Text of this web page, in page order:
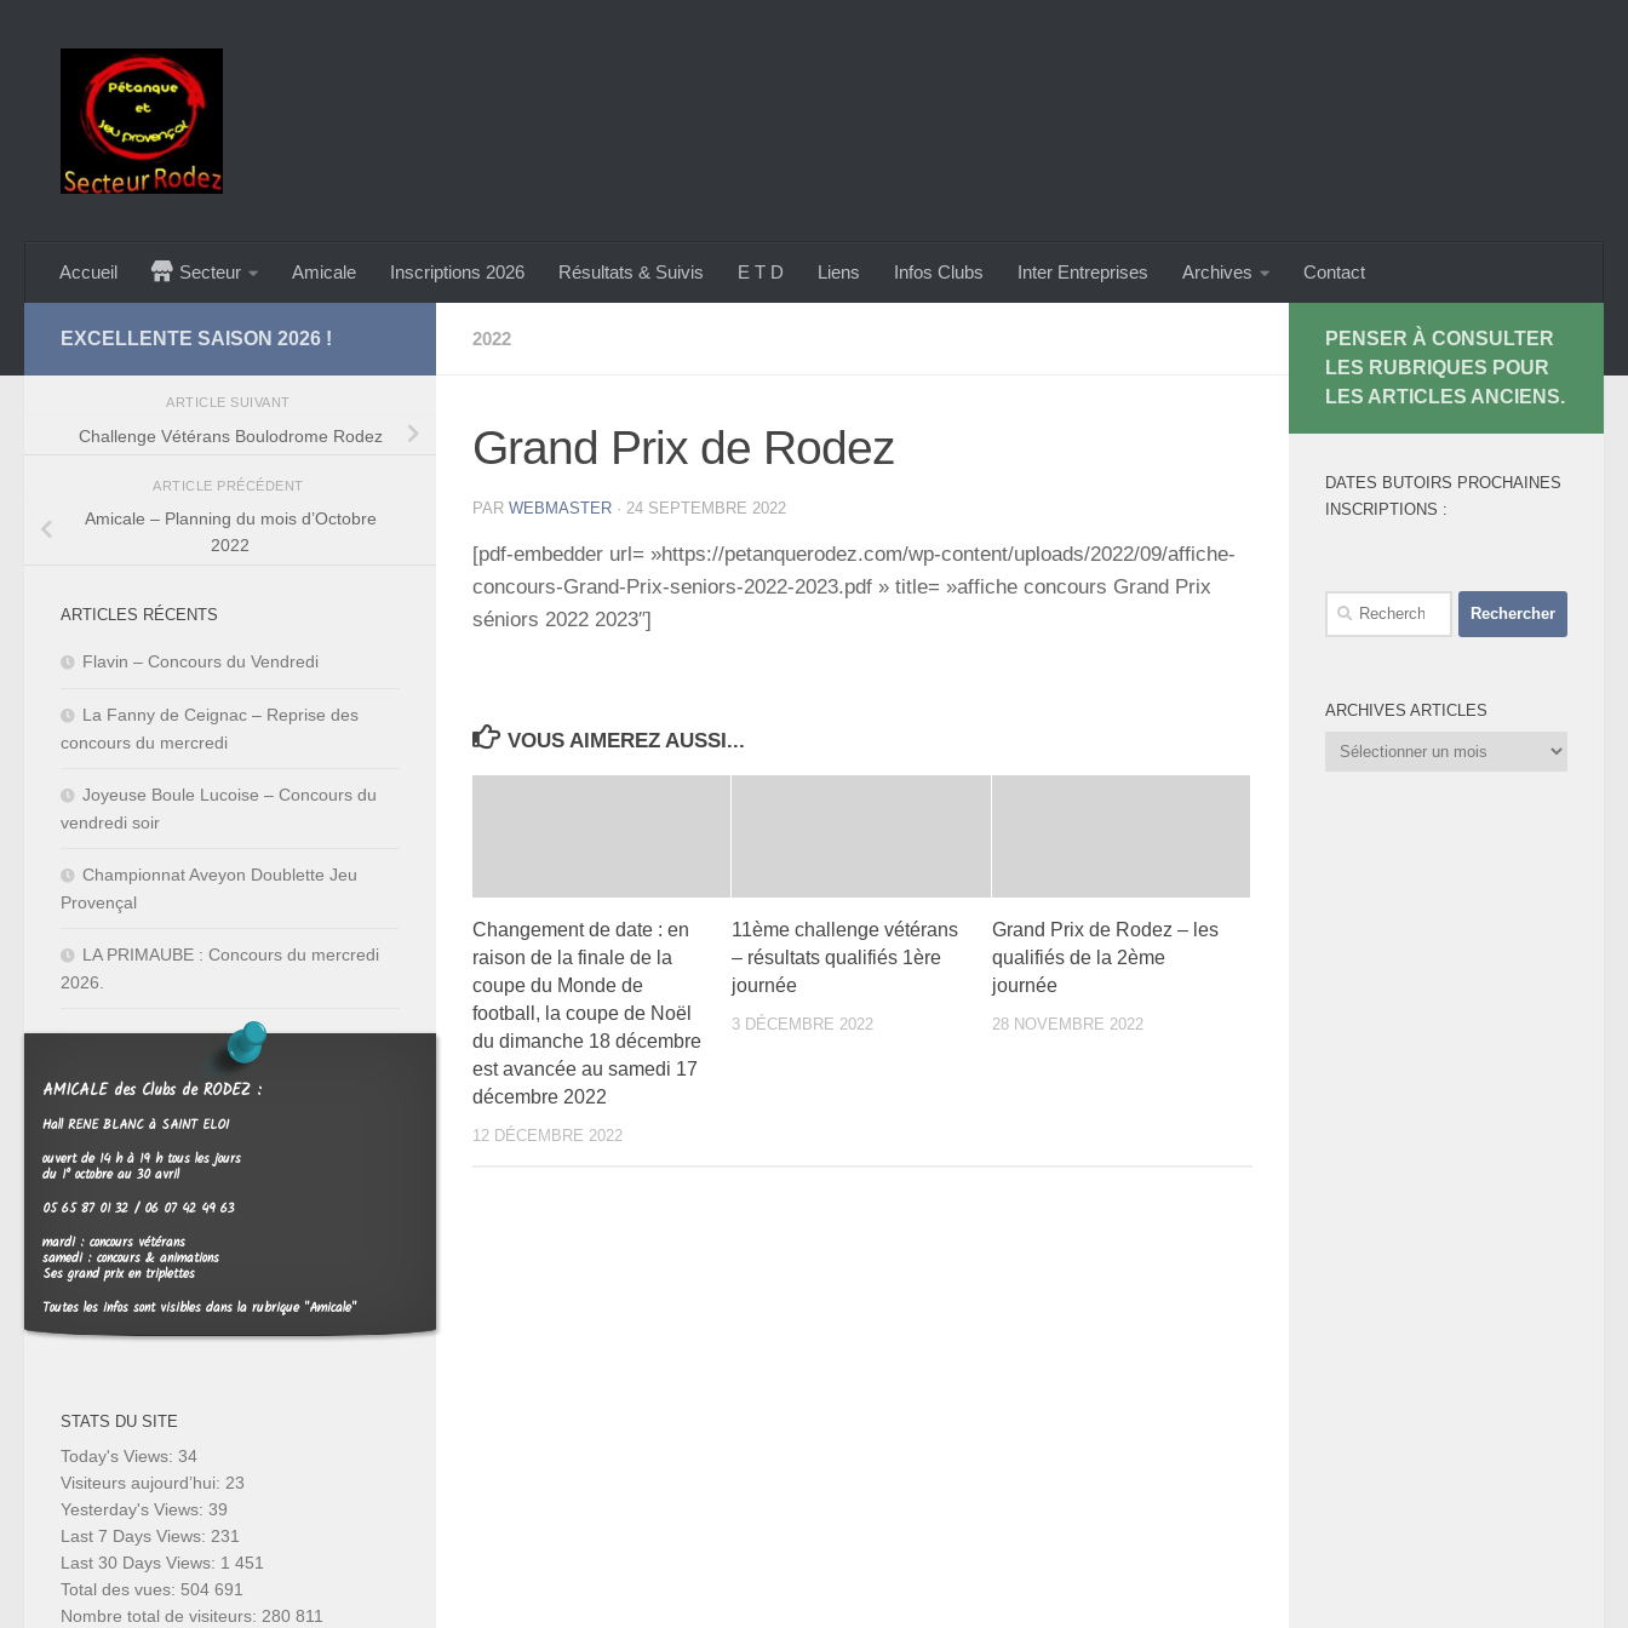
Accueil Secteur Amicale Inscriptions 2026 Résultats & Suivis E T D Liens Infos Clubs Inter Entreprises Archives Contact
2022
Grand Prix de Rodez
PAR WEBMASTER · 24 SEPTEMBRE 2022
[pdf-embedder url= »https://petanquerodez.com/wp-content/uploads/2022/09/affiche-
concours-Grand-Prix-seniors-2022-2023.pdf » title= »affiche concours Grand Prix
séniors 2022 2023″]
VOUS AIMEREZ AUSSI...
Changement de date : en
raison de la finale de la
coupe du Monde de
football, la coupe de Noël
du dimanche 18 décembre
est avancée au samedi 17
décembre 2022
12 DÉCEMBRE 2022
11ème challenge vétérans
– résultats qualifiés 1ère
journée
3 DÉCEMBRE 2022
Grand Prix de Rodez – les
qualifiés de la 2ème
journée
28 NOVEMBRE 2022
EXCELLENTE SAISON 2026 !
ARTICLE SUIVANT
Challenge Vétérans Boulodrome Rodez
ARTICLE PRÉCÉDENT
Amicale – Planning du mois d’Octobre
2022
ARTICLES RÉCENTS
Flavin – Concours du Vendredi
La Fanny de Ceignac – Reprise des
concours du mercredi
Joyeuse Boule Lucoise – Concours du
vendredi soir
Championnat Aveyon Doublette Jeu
Provençal
LA PRIMAUBE : Concours du mercredi
2026.
AMICALE des Clubs de RODEZ :
Hall RENE BLANC à SAINT ELOI
ouvert de 14 h à 19 h tous les jours
du 1° octobre au 30 avril
05 65 87 01 32 / 06 07 42 49 63
mardi : concours vétérans
samedi : concours & animations
Ses grand prix en triplettes
Toutes les infos sont visibles dans la rubrique "Amicale"
STATS DU SITE
Today's Views: 34
Visiteurs aujourd’hui: 23
Yesterday's Views: 39
Last 7 Days Views: 231
Last 30 Days Views: 1 451
Total des vues: 504 691
Nombre total de visiteurs: 280 811
PENSER À CONSULTER
LES RUBRIQUES POUR
LES ARTICLES ANCIENS.
DATES BUTOIRS PROCHAINES
INSCRIPTIONS :
Rechercher :
ARCHIVES ARTICLES
Archives